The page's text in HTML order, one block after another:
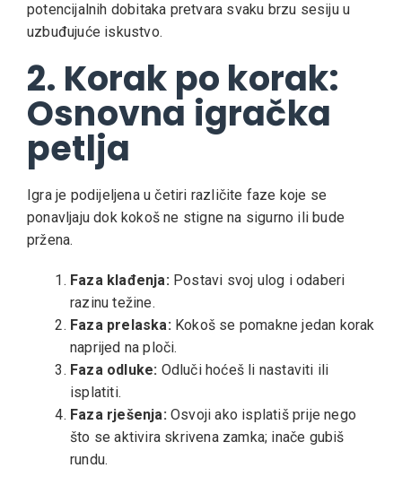
potencijalnih dobitaka pretvara svaku brzu sesiju u
uzbuđujuće iskustvo.
2. Korak po korak:
Osnovna igračka
petlja
Igra je podijeljena u četiri različite faze koje se
ponavljaju dok kokoš ne stigne na sigurno ili bude
pržena.
Faza klađenja:Postavi svoj ulog i odaberi
razinu težine.
Faza prelaska:Kokoš se pomakne jedan korak
naprijed na ploči.
Faza odluke: Odluči hoćeš li nastaviti ili
isplatiti.
Faza rješenja:Osvoji ako isplatiš prije nego
što se aktivira skrivena zamka; inače gubiš
rundu.